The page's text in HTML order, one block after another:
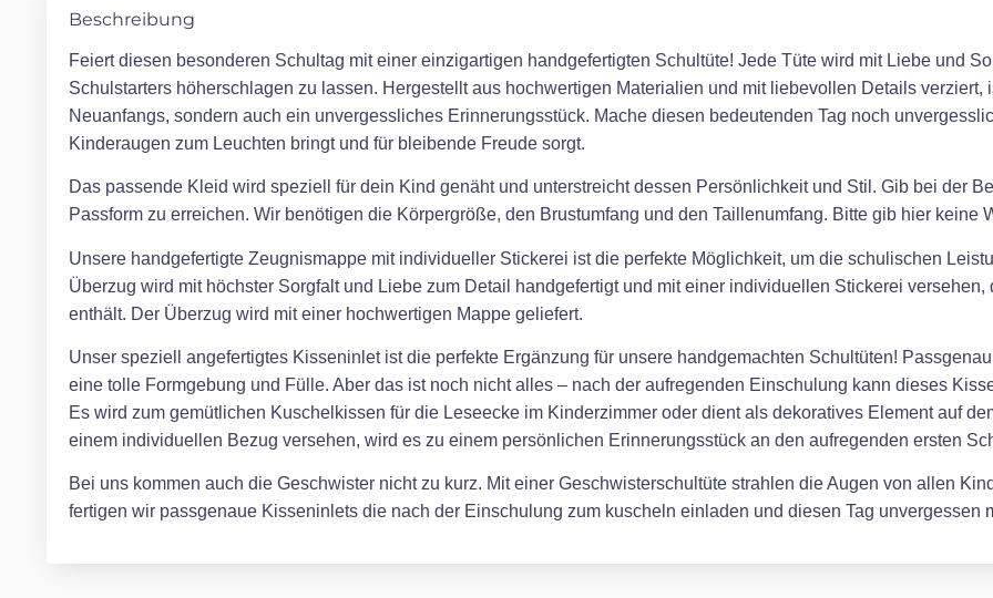
Beschreibung
Feiert diesen besonderen Schultag mit einer einzigartigen handgefertigten Schultüte! Jede Tüte wird mit Liebe und
Schulstarters höherschlagen zu lassen. Hergestellt aus hochwertigen Materialien und mit liebevollen Details
Neuanfangs, sondern auch ein unvergessliches Erinnerungsstück. Mache diesen bedeutenden Tag noch
Kinderaugen zum Leuchten bringt und für bleibende Freude sorgt.
Das passende Kleid wird speziell für dein Kind genäht und unterstreicht dessen Persönlichkeit und Stil. Gib bei der
Passform zu erreichen. Wir benötigen die Körpergröße, den Brustumfang und den Taillenumfang. Bitte gib hier keine
Unsere handgefertigte Zeugnismappe mit individueller Stickerei ist die perfekte Möglichkeit, um die schulischen
Überzug wird mit höchster Sorgfalt und Liebe zum Detail handgefertigt und mit einer individuellen Stickerei
enthält. Der Überzug wird mit einer hochwertigen Mappe geliefert.
Unser speziell angefertigtes Kisseninlet ist die perfekte Ergänzung für unsere handgemachten Schultüten!
eine tolle Formgebung und Fülle. Aber das ist noch nicht alles – nach der aufregenden Einschulung kann dieses
Es wird zum gemütlichen Kuschelkissen für die Leseecke im Kinderzimmer oder dient als dekoratives Element auf
einem individuellen Bezug versehen, wird es zu einem persönlichen Erinnerungsstück an den aufregenden ersten
Bei uns kommen auch die Geschwister nicht zu kurz. Mit einer Geschwisterschultüte strahlen die Augen von allen
fertigen wir passgenaue Kisseninlets die nach der Einschulung zum kuscheln einladen und diesen Tag unvergessen